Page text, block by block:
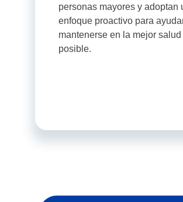
personas mayores y adoptan
enfoque proactivo para
mantenerse en la mejor salud
posible.